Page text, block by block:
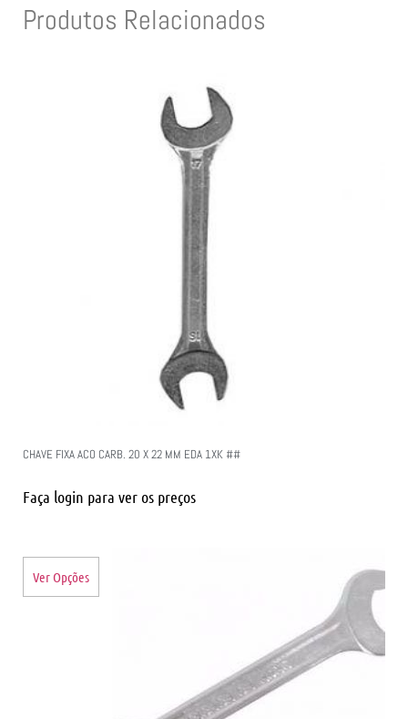
Produtos Relacionados
CHAVE FIXA ACO CARB. 20 X 22 MM EDA 1XK ##
Faça login para ver os preços
Ver Opções